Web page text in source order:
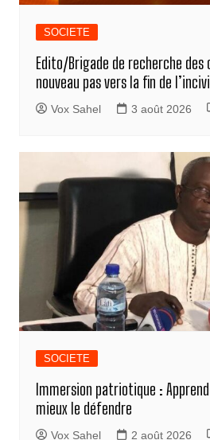
SOCIETE
Edito/Brigade de recherche des
nouveau pas vers la fin de
Vox Sahel 3 août 2026
SOCIETE
Immersion patriotique :
mieux le défendre
Vox Sahel 2 août 2026